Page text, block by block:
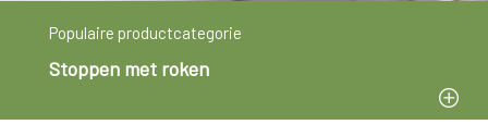
Populaire productcategorie
Stoppen met roken